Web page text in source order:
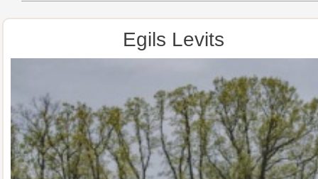
Egils Levits